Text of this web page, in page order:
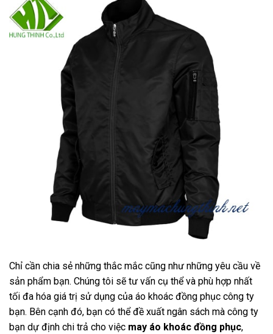
Chỉ cần chia sẻ những thắc mắc cũng như những yêu cầu về
sản phẩm bạn. Chúng tôi sẽ tư vấn cụ thể và phù hợp nhất
tối đa hóa giá trị sử dụng của áo khoác đồng phục công ty
bạn. Bên cạnh đó, bạn có thể đề xuất ngân sách mà công ty
bạn dự định chi trả cho việc may áo khoác đồng phục,